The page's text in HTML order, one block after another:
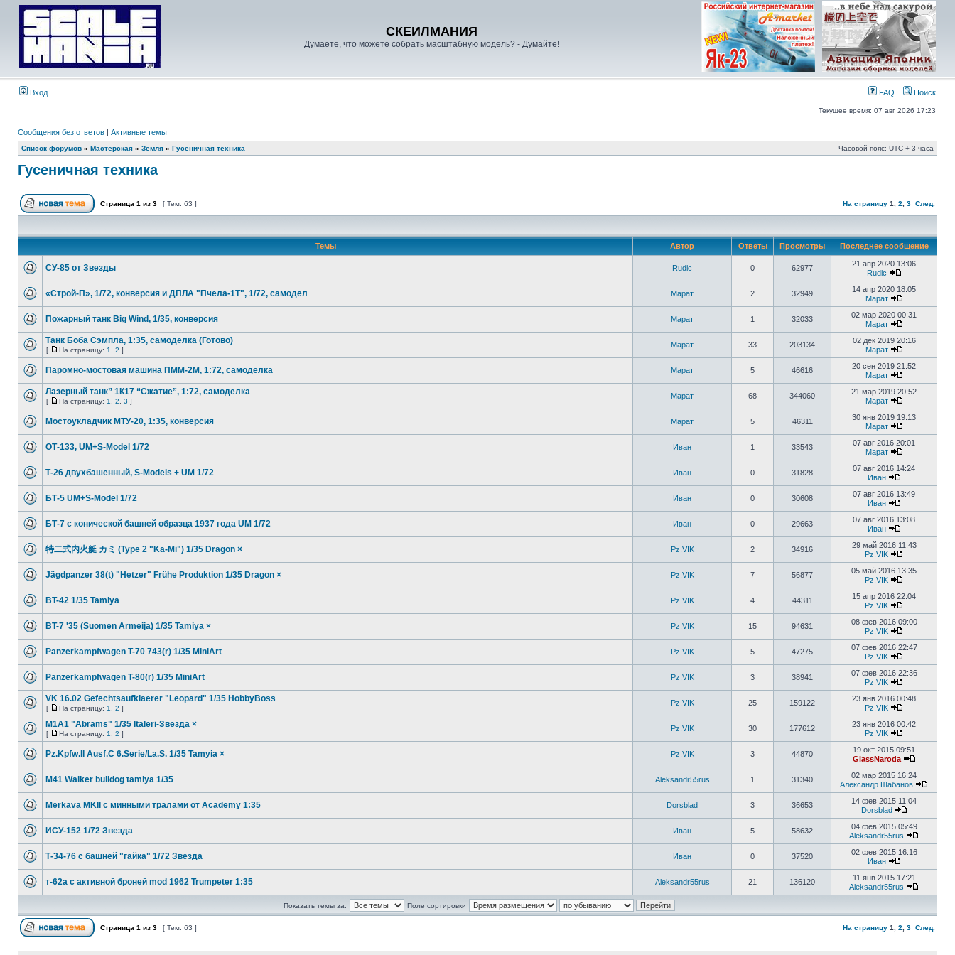
СКЕИЛМАНИЯ
Думаете, что можете собрать масштабную модель? - Думайте!
Вход FAQ Поиск
Текущее время: 07 авг 2026 17:23
Сообщения без ответов | Активные темы
Список форумов » Мастерская » Земля » Гусеничная техника Часовой пояс: UTC + 3 часа
Гусеничная техника
Страница 1 из 3 [ Тем: 63 ] На страницу 1 2 3 След.
Темы Автор Ответы Просмотры Последнее сообщение
СУ-85 от Звезды Rudic 0 62977
21 апр 2020 13:06
Rudic
«Строй-П», 1/72, конверсия и ДПЛА "Пчела-1Т", 1/72, самодел Марат 2 32949
14 апр 2020 18:05
Марат
Пожарный танк Big Wind, 1/35, конверсия Марат 1 32033
02 мар 2020 00:31
Марат
Танк Боба Сэмпла, 1:35, самоделка (Готово)
[ На страницу: 1 2 ]
Марат 33 203134
02 дек 2019 20:16
Марат
Паромно-мостовая машина ПММ-2М, 1:72, самоделка Марат 5 46616
20 сен 2019 21:52
Марат
Лазерный танк” 1К17 “Сжатие”, 1:72, самоделка
[ На страницу: 1 2 3 ]
Марат 68 344060
21 мар 2019 20:52
Марат
Мостоукладчик МТУ-20, 1:35, конверсия Марат 5 46311
30 янв 2019 19:13
Марат
ОТ-133, UM+S-Model 1/72 Иван 1 33543
07 авг 2016 20:01
Марат
Т-26 двухбашенный, S-Models + UM 1/72 Иван 0 31828
07 авг 2016 14:24
Иван
БТ-5 UM+S-Model 1/72 Иван 0 30608
07 авг 2016 13:49
Иван
БТ-7 с конической башней образца 1937 года UM 1/72 Иван 0 29663
07 авг 2016 13:08
Иван
特二式内火艇 カミ (Type 2 "Ka-Mi") 1/35 Dragon × Pz.VIK 2 34916
29 май 2016 11:43
Pz.VIK
Jägdpanzer 38(t) "Hetzer" Frühe Produktion 1/35 Dragon × Pz.VIK 7 56877
05 май 2016 13:35
Pz.VIK
BT-42 1/35 Tamiya Pz.VIK 4 44311
15 апр 2016 22:04
Pz.VIK
BT-7 '35 (Suomen Armeija) 1/35 Tamiya × Pz.VIK 15 94631
08 фев 2016 09:00
Pz.VIK
Panzerkampfwagen T-70 743(r) 1/35 MiniArt Pz.VIK 5 47275
07 фев 2016 22:47
Pz.VIK
Panzerkampfwagen T-80(r) 1/35 MiniArt Pz.VIK 3 38941
07 фев 2016 22:36
Pz.VIK
VK 16.02 Gefechtsaufklaerer "Leopard" 1/35 HobbyBoss
[ На страницу: 1 2 ]
Pz.VIK 25 159122
23 янв 2016 00:48
Pz.VIK
M1A1 "Abrams" 1/35 Italeri-Звезда ×
[ На страницу: 1 2 ]
Pz.VIK 30 177612
23 янв 2016 00:42
Pz.VIK
Pz.Kpfw.II Ausf.C 6.Serie/La.S. 1/35 Tamyia × Pz.VIK 3 44870
19 окт 2015 09:51
GlassNaroda
M41 Walker bulldog tamiya 1/35 Aleksandr55rus 1 31340
02 мар 2015 16:24
Александр Шабанов
Merkava MKII с минными тралами от Academy 1:35 Dorsblad 3 36653
14 фев 2015 11:04
Dorsblad
ИСУ-152 1/72 Звезда Иван 5 58632
04 фев 2015 05:49
Aleksandr55rus
Т-34-76 с башней "гайка" 1/72 Звезда Иван 0 37520
02 фев 2015 16:16
Иван
т-62а с активной броней mod 1962 Trumpeter 1:35 Aleksandr55rus 21 136120
11 янв 2015 17:21
Aleksandr55rus
Показать темы за: Поле сортировки
Страница 1 из 3 [ Тем: 63 ] На страницу 1 2 3 След.